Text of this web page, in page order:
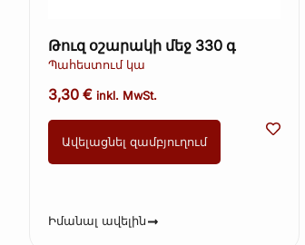
Թուզ օշարակի մեջ 330 գ
Պահեստում կա
3,30 € inkl. MwSt.
Ավելացնել զամբյուղում
Իմանալ ավելին